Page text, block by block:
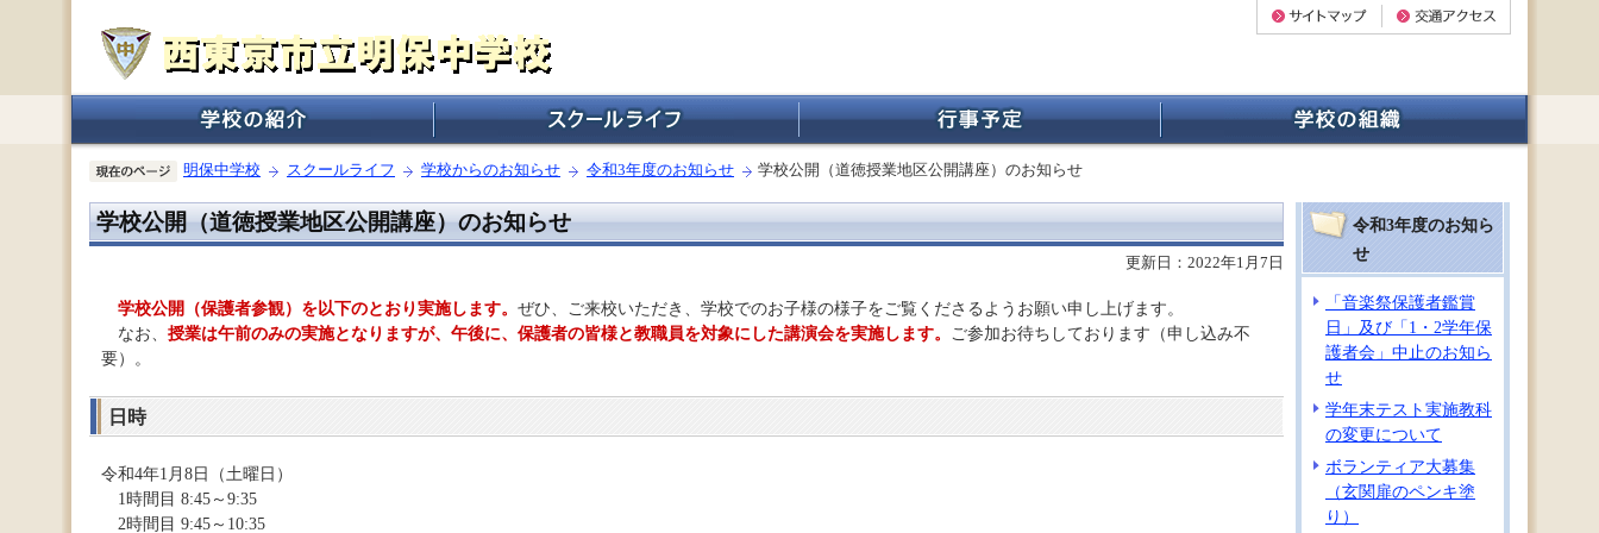
明保中学校 スクールライフ 学校からのお知らせ 令和3年度のお知らせ 学校公開（道徳授業地区公開講座）のお知らせ
学校公開（道徳授業地区公開講座）のお知らせ
更新日：2022年1月7日
学校公開（保護者参観）を以下のとおり実施します。 ぜひ、ご来校いただき、学校でのお子様の様子をご覧くださるようお願い申し上げます。
なお、 授業は午前のみの実施となりますが、午後に、保護者の皆様と教職員を対象にした講演会を実施します。
ご参加お待ちしております（申し込み不
要）。
日時
令和4年1月8日（土曜日）
1時間目 8:45～9:35
2時間目 9:45～10:35
令和3年度のお知ら
せ
「音楽祭保護者鑑賞
日」及び「1・2学年保
護者会」中止のお知ら
せ
学年末テスト実施教科
の変更について
ボランティア大募集
（玄関扉のペンキ塗
り）